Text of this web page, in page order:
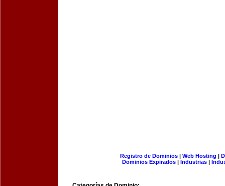
Registro de Dominios| Web Hosting |
Dominios Expirados | Industrias |